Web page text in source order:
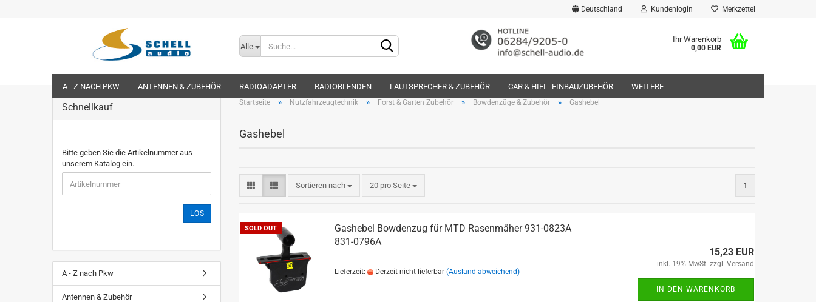
Deutschland
Lieferland
Kundenlogin Merkzettel
Alle
Ihr Warenkorb
0,00 EUR
A - Z NACH PKW ANTENNEN & ZUBEHÖR RADIOADAPTER RADIOBLENDEN LAUTSPRECHER & ZUBEHÖR CAR & HIFI - EINBAUZUBEHÖR WEITERE
Startseite » Nutzfahrzeugtechnik » Forst & Garten Zubehör » Bowdenzüge & Zubehör » Gashebel
Gashebel
Sortieren nach 20 pro Seite 1
SOLD OUT
Gashebel Bowdenzug für MTD Rasenmäher 931-0823A
831-0796A
Lieferzeit: Derzeit nicht lieferbar (Ausland abweichend)
15,23 EUR
inkl. 19% MwSt. zzgl. Versand
IN DEN WARENKORB
Schnellkauf
Bitte geben Sie die Artikelnummer aus
unserem Katalog ein.
LOS
A - Z nach Pkw
Antennen & Zubehör